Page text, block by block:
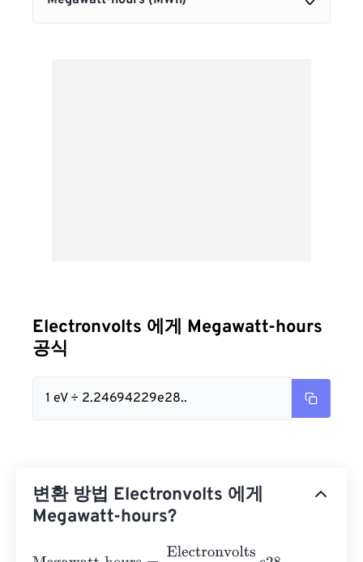
Electronvolts 에게 Megawatt-hours
공식
1 eV ÷ 2.24694229e28..
변환 방법 Electronvolts 에게
Megawatt-hours?
Megawatt-hours Electronvolts2.24694229